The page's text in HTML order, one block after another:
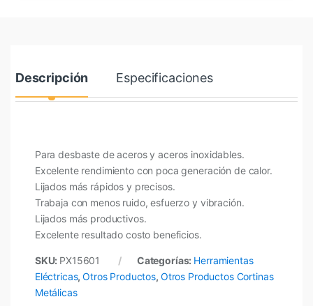
Descripción Especificaciones
Para desbaste de aceros y aceros inoxidables.
Excelente rendimiento con poca generación de calor.
Lijados más rápidos y precisos.
Trabaja con menos ruido, esfuerzo y vibración.
Lijados más productivos.
Excelente resultado costo beneficios.
SKU: PX15601 Categorías: Herramientas
Eléctricas,Otros Productos, Otros Productos Cortinas
Metálicas